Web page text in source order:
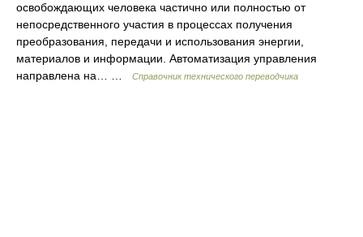
освобождающих человека частично или полностью от
непосредственного участия в процессах получения
преобразования, передачи и использования энергии,
материалов и информации. Автоматизация управления
направлена на… …
Справочник технического переводчика